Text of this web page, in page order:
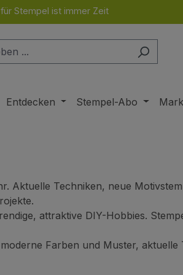
für Stempel ist immer Zeit
Entdecken Stempel-Abo
Aktuelle Techniken, neue
attraktive DIY-Hobbies.
Farben und Muster,